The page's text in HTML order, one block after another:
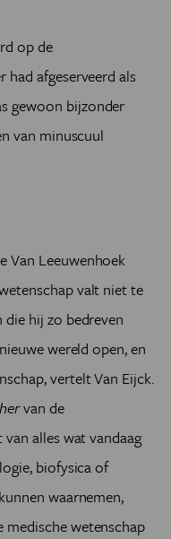
op de
afgeserveerd als
gewoon bijzonder
van minuscuul
Van Leeuwenhoek
valt niet te
hij zo bedreven
wereld open, en
vertelt Van Eijck.
van de
alles wat vandaag
biofysica of
waarnemen,
wetenschap